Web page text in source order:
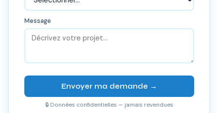
Message
Envoyer ma demande →
🔒 Données confidentielles — jamais revendues